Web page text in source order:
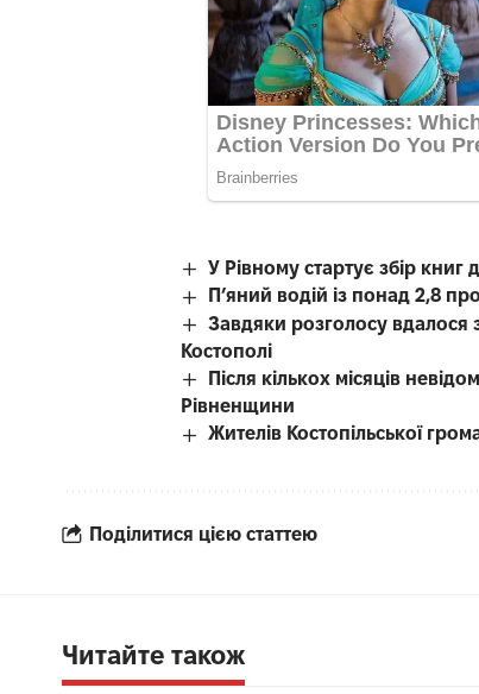
У Рівному стартує збір книг
П’яний водій із понад 2,8
Завдяки розголосу вдалося
Костополі
Після кількох місяців
Рівненщини
Жителів Костопільської
Поділитися цією статтею
Читайте також